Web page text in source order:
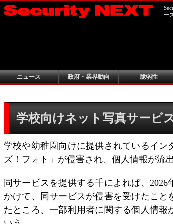
ー
ニュース 政府・業界動向 脆弱性
学校向けネット写真サービ
学校や幼稚園向けに提供されているイン
ズ！フォト」が侵害され、個人情報が流
同サービスを提供する千によれば、
かけて、同サービスが侵害を受けたこと
たところ、一部利用者に関する個人情報